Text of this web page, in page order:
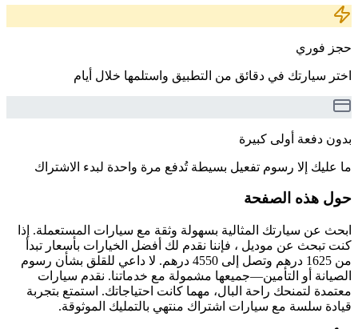
حجز فوري
اختر سيارتك في دقائق من التطبيق واستلمها خلال أيام
بدون دفعة أولى كبيرة
ما عليك إلا رسوم تفعيل بسيطة تُدفع مرة واحدة لبدء الاشتراك
حول هذه الصفحة
ابحث عن سيارتك المثالية بسهولة وثقة مع سيارات المستعملة. إذا
كنت تبحث عن موديل ، فإننا نقدم لك أفضل الخيارات بأسعار تبدأ
من 1625 درهم وتصل إلى 4550 درهم. لا داعي للقلق بشأن رسوم
الصيانة أو التأمين—جميعها مشمولة مع خدماتنا. نقدم سيارات
معتمدة لتمنحك راحة البال، مهما كانت احتياجاتك. استمتع بتجربة
قيادة سلسة مع سيارات اشتراك منتهي بالتمليك الموثوقة.